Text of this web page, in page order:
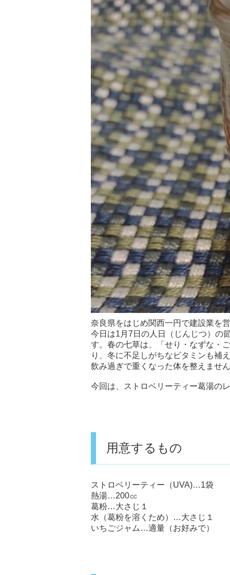
奈良県をはじめ関西一円で建設業を
今日は1月7日の人日（じんじつ）の
す。春の七草は、「せり・なずな・
り、冬に不足しがちなビタミンも補
飲み過ぎで重くなった体を整えませ
今回は、ストロベリーティー葛湯の
用意するもの
ストロベリーティー（UVA)…1袋
熱湯…200㏄
葛粉…大さじ１
水（葛粉を溶くため）…大さじ１
いちごジャム…適量（お好みで）